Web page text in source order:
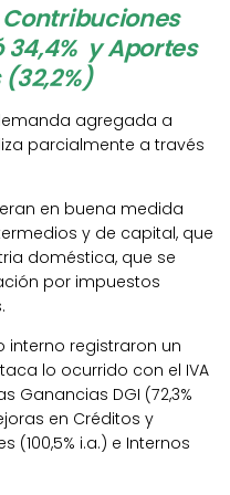
y Aportes
agregada a
parcialmente a través
en buena medida
y de capital, que
doméstica, que se
por impuestos
interno registraron un
lo ocurrido con el IVA
Ganancias DGI (72,3%
en Créditos y
(100,5% i.a.) e Internos